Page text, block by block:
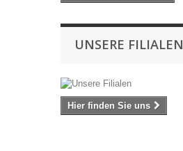
UNSERE FILIALEN
Hier finden Sie uns